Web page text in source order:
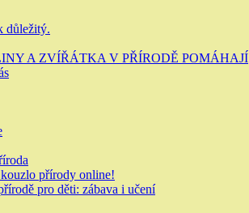
důležitý.
A ZVÍŘÁTKA V PŘÍRODĚ POMÁHAJÍ
přírody online!
pro děti: zábava i učení